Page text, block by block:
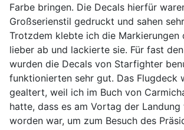
Farbe bringen. Die Decals hierfür
Großserienstil gedruckt und sahen
Trotzdem klebte ich die Markierungen
lieber ab und lackierte sie. Für fast
wurden die Decals von Starfighter
funktionierten sehr gut. Das Flugdeck
gealtert, weil ich im Buch von
hatte, dass es am Vortag der
worden war, um zum Besuch des